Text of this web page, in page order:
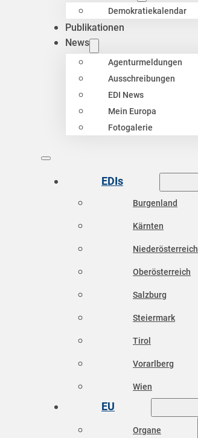
Demokratiekalendar
Publikationen
News
Agenturmeldungen
Ausschreibungen
EDI News
Mein Europa
Fotogalerie
EDIs
Burgenland
Kärnten
Niederösterreich
Oberösterreich
Salzburg
Steiermark
Tirol
Vorarlberg
Wien
EU
Organe